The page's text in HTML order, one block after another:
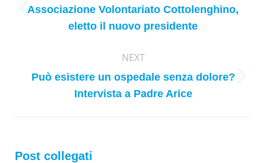
Previous
post:
Associazione Volontariato Cottolenghino,
eletto il nuovo presidente
NEXT
Next
post:
Può esistere un ospedale senza dolore?
Intervista a Padre Arice
Post collegati